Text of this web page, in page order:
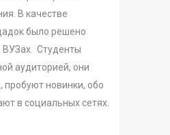
В качестве
было решено
ВУЗах. Студенты
аудиторией, они
новинки, обо
в социальных сетях.